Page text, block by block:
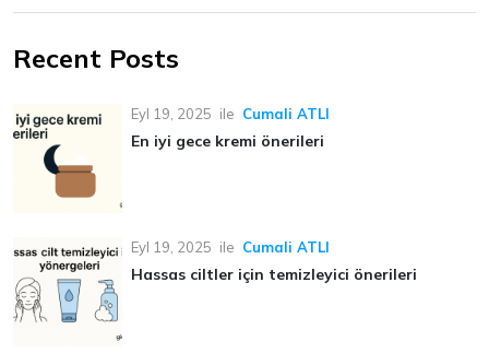
Recent Posts
Eyl 19, 2025 ile Cumali ATLI
En iyi gece kremi önerileri
Eyl 19, 2025 ile Cumali ATLI
Hassas ciltler için temizleyici önerileri